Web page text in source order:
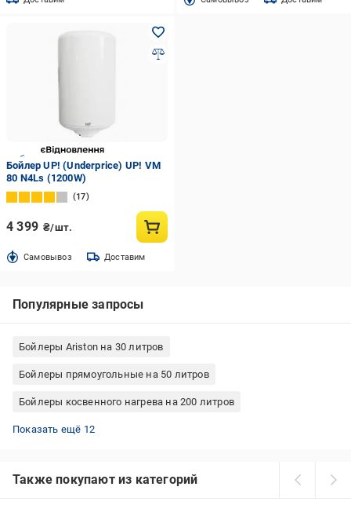
Бойлер UP! (Underprice) UP! VM
80 N4Ls (1200W)
17
4 399 ₴/шт.
Cамовывоз Доставим
Популярные запросы
Бойлеры Ariston на 30 литров
Бойлеры прямоугольные на 50 литров
Бойлеры косвенного нагрева на 200 литров
Бойлеры комбинированные на 80 литров
Бойлеры квадратные на 80 литров
Бойлеры плоские 100 литров
Бойлеры Tesy 50 литров
Бойлеры плоские 80 литров
Бойлеры на 200 литров напольные
Бойлеры Ariston на 100 литров
Бойлеры 10 литров под мойку
Бойлеры комбинированные на 100 литров
Бойлеры плоские 50 литров
Бойлеры на 15 литров под мойку
Бойлеры Midea на 80 литров
Показать ещё 12
Также покупают из категорий